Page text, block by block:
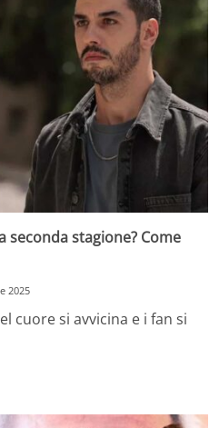
seconda stagione? Come
2025
cuore si avvicina e i fan si